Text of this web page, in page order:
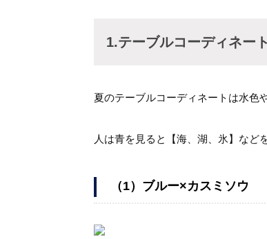
1.テーブルコーディネート
夏のテーブルコーディネートは水色
人は青を見ると【海、湖、氷】など
（1）ブルー×カスミソウ